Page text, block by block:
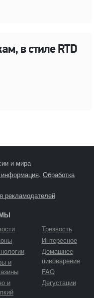
в стиле RTD
и мира
. Обработка
рекламодателей
и
и
Трезвость
Интересное
Домашнее
пивоварение
FAQ
Дегустации